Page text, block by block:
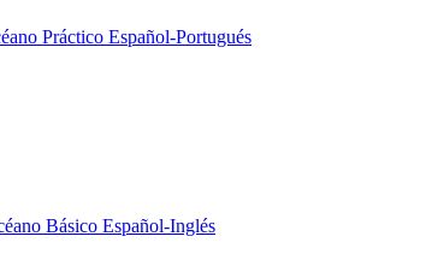
Práctico Español-Portugués
Básico Español-Inglés